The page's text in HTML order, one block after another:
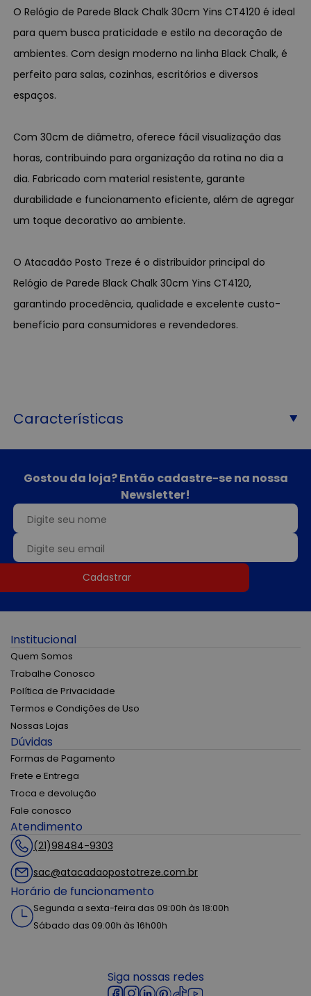
O Relógio de Parede Black Chalk 30cm Yins CT4120 é ideal
para quem busca praticidade e estilo na decoração de
ambientes. Com design moderno na linha Black Chalk, é
perfeito para salas, cozinhas, escritórios e diversos
espaços.
Com 30cm de diâmetro, oferece fácil visualização das
horas, contribuindo para organização da rotina no dia a
dia. Fabricado com material resistente, garante
durabilidade e funcionamento eficiente, além de agregar
um toque decorativo ao ambiente.
O Atacadão Posto Treze é o distribuidor principal do
Relógio de Parede Black Chalk 30cm Yins CT4120,
garantindo procedência, qualidade e excelente custo-
benefício para consumidores e revendedores.
Características
Gostou da loja? Então cadastre-se na nossa
Newsletter!
Cadastrar
Institucional
Quem Somos
Trabalhe Conosco
Política de Privacidade
Termos e Condições de Uso
Nossas Lojas
Dúvidas
Formas de Pagamento
Frete e Entrega
Troca e devolução
Fale conosco
Atendimento
(21)98484-9303
sac@atacadaopostotreze.com.br
Horário de funcionamento
Segunda a sexta-feira das 09:00h às 18:00h
Sábado das 09:00h às 16h00h
Siga nossas redes